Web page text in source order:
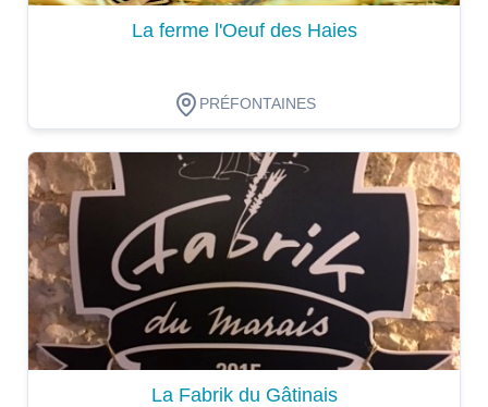
La ferme l'Oeuf des Haies
PRÉFONTAINES
Dégustation
La Fabrik du Gâtinais